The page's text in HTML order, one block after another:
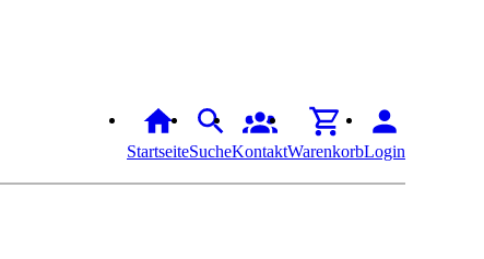
StartseiteSucheKontaktWarenkorbLogin